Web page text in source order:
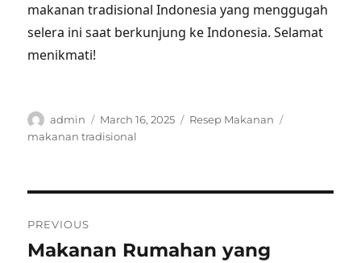
makanan tradisional Indonesia yang menggugah
selera ini saat berkunjung ke Indonesia. Selamat
menikmati!
Author
admin
Posted
on
March 16, 2025 Categories
Resep Makanan
makanan tradisional
navigation
PREVIOUS
Previous
Makanan Rumahan yang